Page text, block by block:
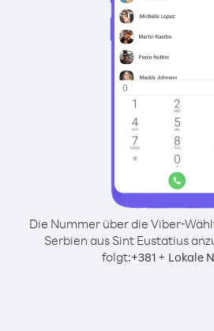
Die Nummer über die Viber-
Serbien aus Sint Eustatius
folgt:+381+ Lokale